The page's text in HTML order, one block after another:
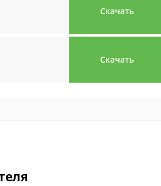
Скачать
Скачать